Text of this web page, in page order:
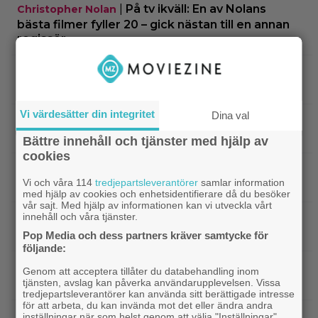
Christopher Nolan
På tv ikväll: En av Nolans
bästa filmer fyller 20 – gick nästan till en annan
regissör
På tv ikväll: Edward Norton gjorde sin
hyllade filmdebut i denna skarpa thriller
Fantasy|Sista säsongen av ”The Witcher”
försenas – släpps 2027
1961 fick fullpott
Klassiker|”Hajen” i topp när Empires läsare
korar tidernas 100 bästa filmer
Exklusivt| ”Svärtan”-stjärnan Linus Rogsgård om
sina favoritserier: ”En av de bästa…”
Vi värdesätter din integritet Dina val
Bättre innehåll och tjänster med hjälp av
cookies
Vi och våra 114tredjepartsleverantörer samlar information
med hjälp av cookies och enhetsidentifierare då du besöker
vår sajt. Med hjälp av informationen kan vi utveckla vårt
innehåll och våra tjänster.
Pop Media och dess partners kräver samtycke för
följande:
Genom att acceptera tillåter du databehandling inom
tjänsten, avslag kan påverka användarupplevelsen. Vissa
tredjepartsleverantörer kan använda sitt berättigade intresse
för att arbeta, du kan invända mot det eller ändra andra